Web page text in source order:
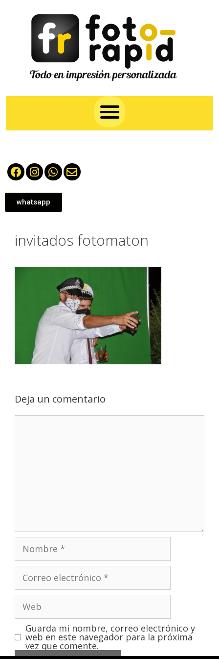
whatsapp
invitados fotomaton
Deja un comentario
Guarda mi nombre, correo electrónico y
web en este navegador para la próxima
vez que comente.